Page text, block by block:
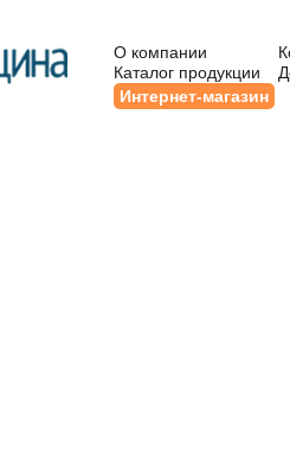
О компании
Каталог продукции
Интернет-магазин